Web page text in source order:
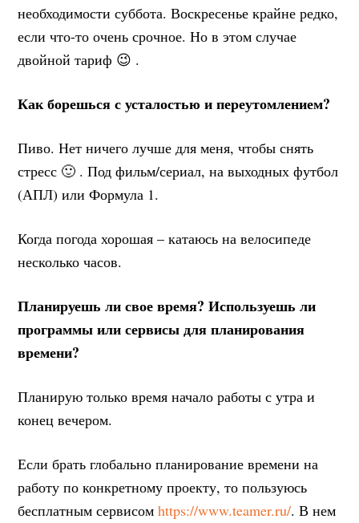
необходимости суббота. Воскресенье крайне редко,
если что-то очень срочное. Но в этом случае
двойной тариф 😉 .
Как борешься с усталостью и переутомлением?
Пиво. Нет ничего лучше для меня, чтобы снять
стресс 🙂 . Под фильм/сериал, на выходных футбол
(АПЛ) или Формула 1.
Когда погода хорошая – катаюсь на велосипеде
несколько часов.
Планируешь ли свое время? Используешь ли
программы или сервисы для планирования
времени?
Планирую только время начало работы с утра и
конец вечером.
Если брать глобально планирование времени на
работу по конкретному проекту, то пользуюсь
бесплатным сервисомhttps://www.teamer.ru/. В нем